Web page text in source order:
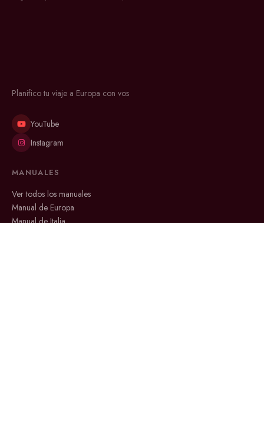
Planifico tu viaje a Europa con vos
YouTube
Instagram
MANUALES
Ver todos los manuales
Manual de Europa
Manual de Italia